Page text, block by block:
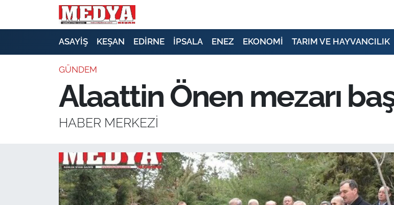
ASAYİŞ KEŞAN EDİRNE İPSALA ENEZ EKONOMİ TARIM VE HAYVANCILIK
GÜNDEM
Alaattin Önen mezarı
HABER MERKEZİ
E-GAZETE
SİYASET
EKONOMİ
SAĞLIK